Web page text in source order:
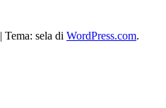
| Tema: sela di WordPress.com.